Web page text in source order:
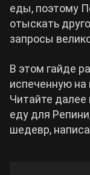
Roblox
Cyberpunk
Все игры
еды, поэтому
отыскать
запросы
В этом гайде
испеченную на
Читайте далее
еду для
шедевр,